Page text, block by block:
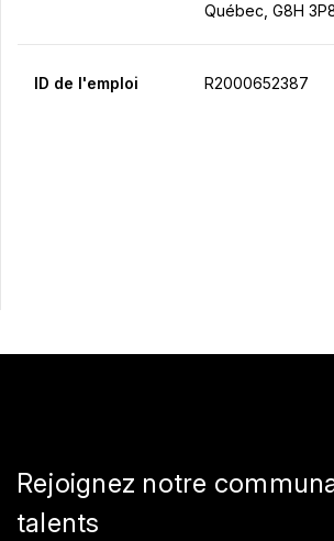
Québec, G8H
ID de l'emploi R2000652387
Rejoignez notre
talents